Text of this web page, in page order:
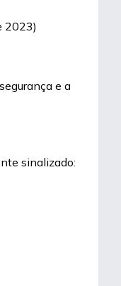
2023)
e a
sinalizado: